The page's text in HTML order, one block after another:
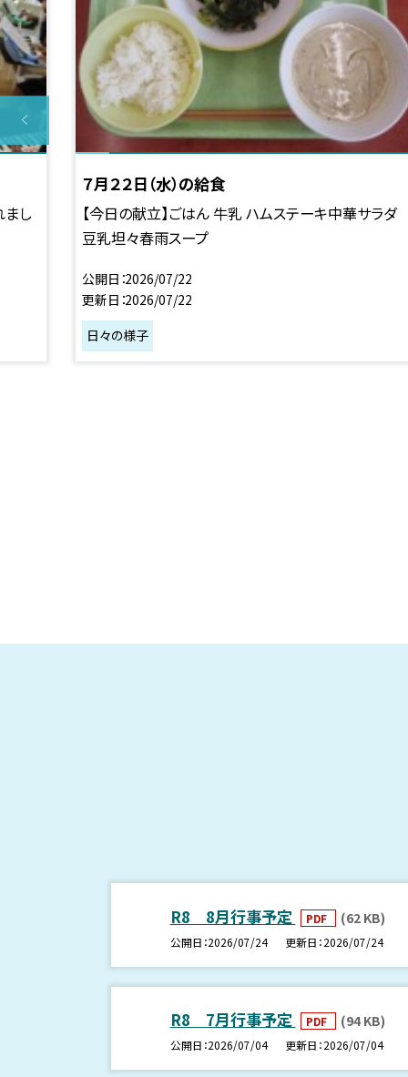
まし
７月２２日（水）の給食
【今日の献立】ごはん 牛乳 ハムステーキ中華サラダ
豆乳坦々春雨スープ
公開日 2026/07/22
更新日 2026/07/22
日々の様子
R8 8月行事予定 PDF (62 KB)
公開日 2026/07/24 更新日 2026/07/24
R8 7月行事予定 PDF (94 KB)
公開日 2026/07/04 更新日 2026/07/04